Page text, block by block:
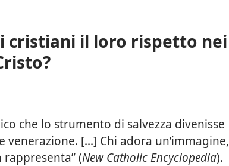
cristiani il loro rispetto nei
che lo strumento di salvezza divenisse
[...] Chi adora un’immagine,
(New Catholic Encyclopedia).